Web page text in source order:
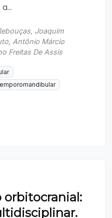
Joaquim
Antônio Márcio
Freitas De Assis
orbitocranial: